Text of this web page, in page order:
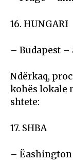
16. HUNGARI
– Budapest –
Ndërkaq,
kohës lokale
shtete:
17. SHBA
– Ëashington